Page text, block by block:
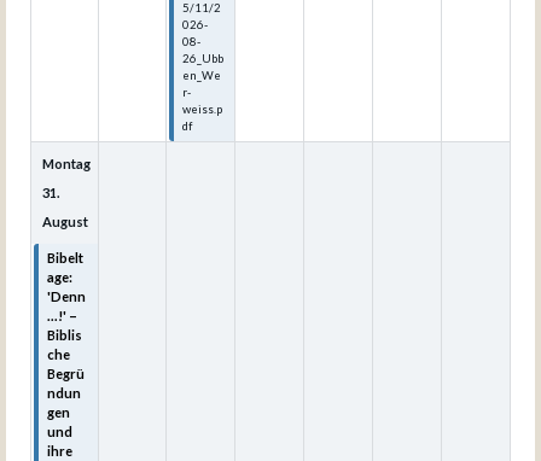
5/11/2
026-
08-
26_Ubb
en_We
r-
weiss.p
df
Montag
31.
August
Bibelt
age:
'Denn
...!' –
Biblis
che
Begrü
ndun
gen
und
ihre